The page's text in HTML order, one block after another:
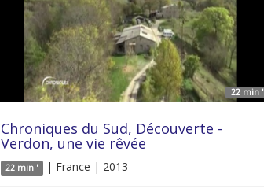
22 min '
Chroniques du Sud, Découverte -
Verdon, une vie rêvée
22 min ' | France | 2013